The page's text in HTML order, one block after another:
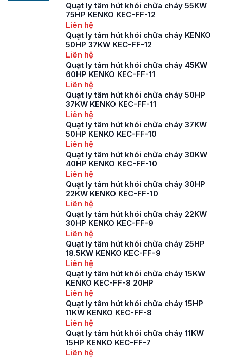
Quạt ly tâm hút khói chữa cháy 55KW
75HP KENKO KEC-FF-12
Liên hệ
Quạt ly tâm hút khói chữa cháy KENKO
50HP 37KW KEC-FF-12
Liên hệ
Quạt ly tâm hút khói chữa cháy 45KW
60HP KENKO KEC-FF-11
Liên hệ
Quạt ly tâm hút khói chữa cháy 50HP
37KW KENKO KEC-FF-11
Liên hệ
Quạt ly tâm hút khói chữa cháy 37KW
50HP KENKO KEC-FF-10
Liên hệ
Quạt ly tâm hút khói chữa cháy 30KW
40HP KENKO KEC-FF-10
Liên hệ
Quạt ly tâm hút khói chữa cháy 30HP
22KW KENKO KEC-FF-10
Liên hệ
Quạt ly tâm hút khói chữa cháy 22KW
30HP KENKO KEC-FF-9
Liên hệ
Quạt ly tâm hút khói chữa cháy 25HP
18.5KW KENKO KEC-FF-9
Liên hệ
Quạt ly tâm hút khói chữa cháy 15KW
KENKO KEC-FF-8 20HP
Liên hệ
Quạt ly tâm hút khói chữa cháy 15HP
11KW KENKO KEC-FF-8
Liên hệ
Quạt ly tâm hút khói chữa cháy 11KW
15HP KENKO KEC-FF-7
Liên hệ